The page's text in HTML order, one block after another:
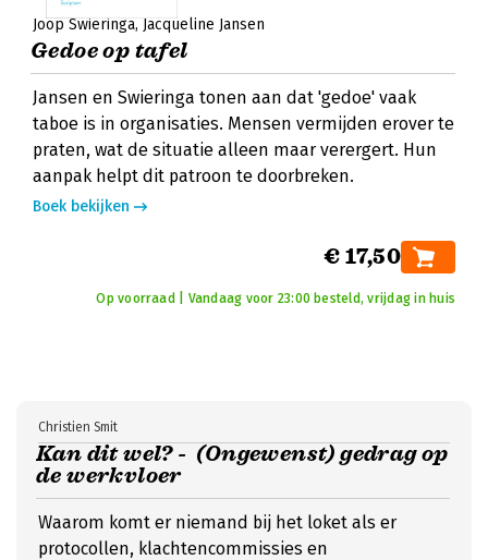
Joop Swieringa Jacqueline Jansen
Gedoe op tafel
Jansen en Swieringa tonen aan dat 'gedoe' vaak
taboe is in organisaties. Mensen vermijden erover te
praten, wat de situatie alleen maar verergert. Hun
aanpak helpt dit patroon te doorbreken.
Boek bekijken
€ 17,50
Op voorraad | Vandaag voor 23:00 besteld, vrijdag in huis
Kan dit wel? - (Ongewenst) gedrag op
de werkvloer
Christien Smit
Waarom komt er niemand bij het loket als er
protocollen, klachtencommissies en